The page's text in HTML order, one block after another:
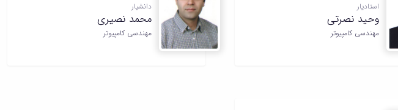
استادیار
وحید نصرتی
مهندسی کامپیوتر
دانشیار
محمد نصیری
مهندسی کامپیوتر